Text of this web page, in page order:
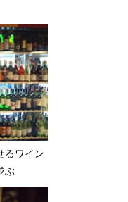
るワイン
ぶ